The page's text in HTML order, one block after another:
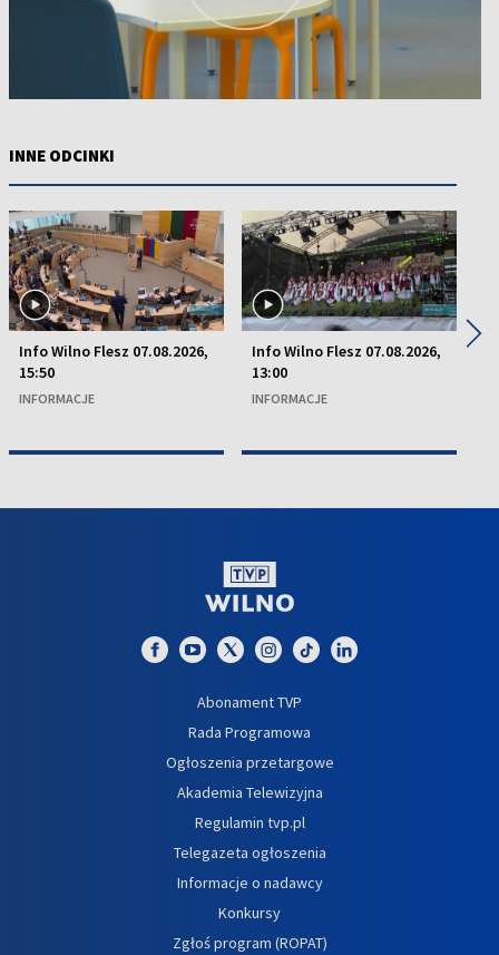
INNE ODCINKI
Info Wilno Flesz 07.08.2026,
15:50
INFORMACJE
Info Wilno Flesz 07.08.2026,
13:00
INFORMACJE
▶
Abonament TVP
Rada Programowa
Ogłoszenia przetargowe
Akademia Telewizyjna
Regulamin tvp.pl
Telegazeta ogłoszenia
Informacje o nadawcy
Konkursy
Zgłoś program (ROPAT)